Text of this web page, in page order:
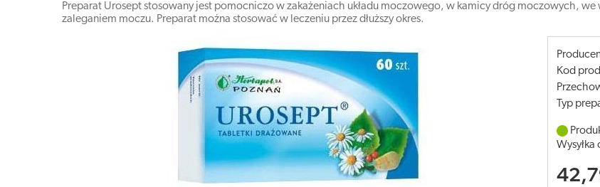
Preparat Urosept stosowany jest pomocniczo w zakażeniach układu moczowego, w kamicy dróg moczowych,
zaleganiem moczu. Preparat można stosować w leczeniu przez dłuższy okres.
Kod
Typ